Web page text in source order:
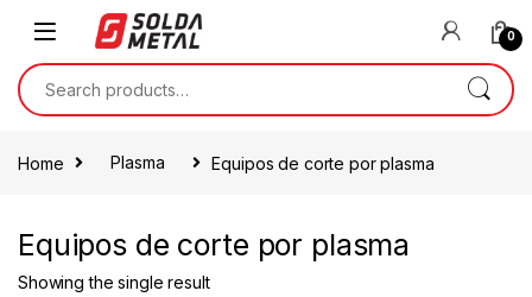
0
Home Plasma Equipos de corte por plasma
Equipos de corte por plasma
Showing the single result